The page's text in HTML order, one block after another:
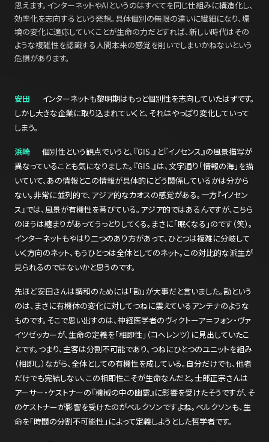
思えます。インターネットやAIというのはすべてを同じ仕組みに構造化し、
効率化を志向するという発想。具体個別の無限の違いに繊細になり、環
境の変化に適応していくことが生命の力だとすれば、新しい時代はその
ような複雑性を認識する人間本来の感覚を削いでしまいかねないという
危惧があります。
安田
インターネットも黎明期はもっと個別性を志向していたはずです。
しかし大きな企業に取り込まれていくと、それはやっぱり変化していって
しまう。
浜崎
個別性という観点でいうと、『GIS.』と『イノセンス』の風景描写が
異なっていることも気になりました。『GIS.』は、文字通り「情報の海」を描
いていて、あの情報とこの情報が具体的にどう関係しているかは分から
ない。非常に並列的で、アジア的なカオスの感覚がある。一方『イノセン
ス』では、風景が有機性を帯びている。アジア的ではあるんですが、こちら
のほうは纏まりがあってうっとりしてくる。まさに「眠くなる」のです（笑）。
インターネットもやはり二つのあり方があって、ひとつは複雑に分岐して
いく方向のネット、もうひとつは全体としてのネット。この対比的な派生が
見られるのではないかと思うのです。
先ほど安田さんは調和のためには「勘」が大事だと言いました。勘という
のは、まさに有機体の変化に対してつねに震えているアンテナのような
ものです。そこで思い出すのは、神経医学者のヴィクトーア＝フォン・ヴァ
イツゼッカーが、生命の定義を「相即性」（コへレンツ）に見出していたこ
とです。つまり、主客は分割不可能であり、つねにひとつのユニットを組み
（相即し）ながら、全体としての有機性を成している。自分だけでも、他者
だけでも完結しない、この相即性こそが生命なんだと。士郎正宗さんは
アーサー・ケストナーの『機械の中の幽霊』に影響を受けたそうですが、そ
のケストナーが影響を受けたのがベルクソンですよね。ベルクソンも、生
命を「時間の分割不可能性」によって定義しようとした哲学者です。